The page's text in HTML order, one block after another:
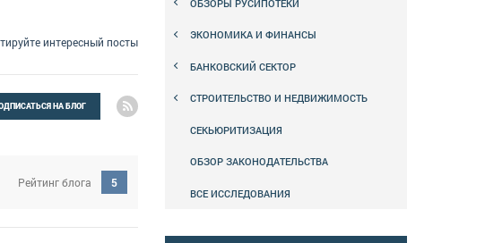
интересный посты
НА БЛОГ
Рейтинг блога
5
ОБЗОРЫ РУСИПОТЕКИ
ЭКОНОМИКА И ФИНАНСЫ
БАНКОВСКИЙ СЕКТОР
СТРОИТЕЛЬСТВО И НЕДВИЖИМОСТЬ
СЕКЬЮРИТИЗАЦИЯ
ОБЗОР ЗАКОНОДАТЕЛЬСТВА
ВСЕ ИССЛЕДОВАНИЯ